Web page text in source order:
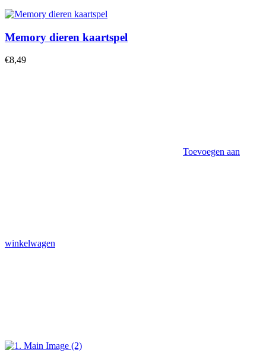
Memory dieren kaartspel
€8,49
Toevoegen aan
winkelwagen